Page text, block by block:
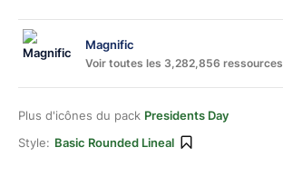
Magnific
Voir toutes les 3,282,856 ressources
Plus d'icônes du pack Presidents Day
Style: Basic Rounded Lineal